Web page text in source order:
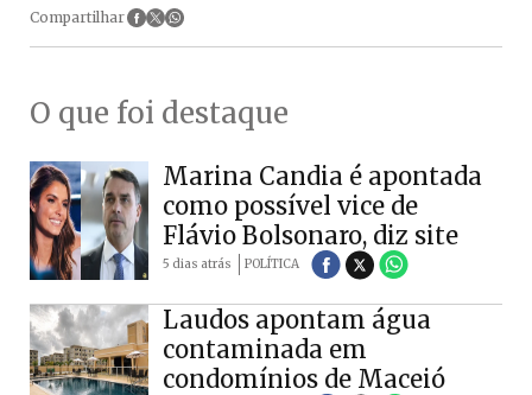
Compartilhar
O que foi destaque
Marina Candia é apontada
como possível vice de
Flávio Bolsonaro, diz site
5 dias atrás POLÍTICA
Laudos apontam água
contaminada em
condomínios de Maceió